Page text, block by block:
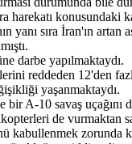
harekatı konusundaki
yanı sıra İran'ın
darbe yapılmaktaydı.
reddeden 12'den
yaşanmaktaydı.
A-10 savaş uçağını
de vurmaktan
kabullenmek zorunda